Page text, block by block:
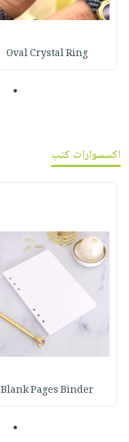
Oval Crystal Ring
1
اكسسوارات كتب
Blank Pages Binder
1